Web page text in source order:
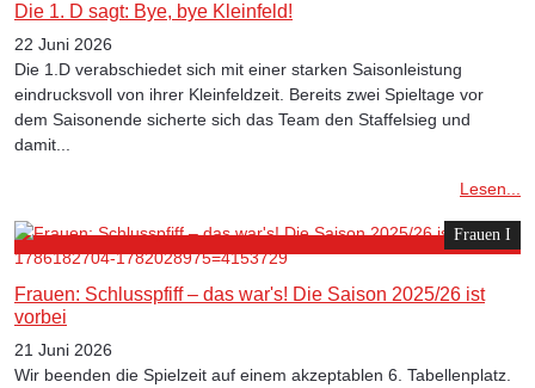
Die 1. D sagt: Bye, bye Kleinfeld!
22 Juni 2026
Die 1.D verabschiedet sich mit einer starken Saisonleistung
eindrucksvoll von ihrer Kleinfeldzeit. Bereits zwei Spieltage vor
dem Saisonende sicherte sich das Team den Staffelsieg und
damit...
Lesen...
Frauen I
Frauen: Schlusspfiff – das war's! Die Saison 2025/26 ist
vorbei
21 Juni 2026
Wir beenden die Spielzeit auf einem akzeptablen 6. Tabellenplatz.